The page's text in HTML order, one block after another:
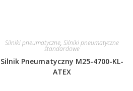
Silniki pneumatyczne,Silniki pneumatyczne
standardowe
Silnik Pneumatyczny M25-4700-KL-
ATEX